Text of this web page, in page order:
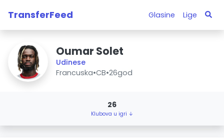
TransferFeed Glasine Lige
Oumar Solet
Udinese
Francuska•CB•26god
26
Klubova u igri ↓